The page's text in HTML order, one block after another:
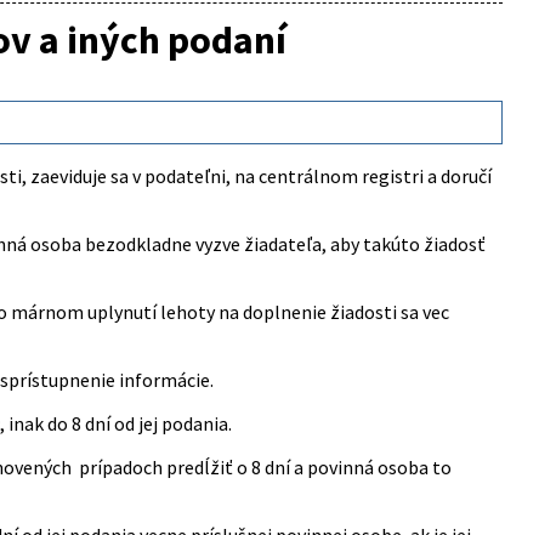
a iných podaní
zaeviduje sa v podateľni, na centrálnom registri a doručí
osoba bezodkladne vyzve žiadateľa, aby takúto žiadosť
márnom uplynutí lehoty na doplnenie žiadosti sa vec
informácie.
do 8 dní od jej podania.
prípadoch predĺžiť o 8 dní a povinná osoba to